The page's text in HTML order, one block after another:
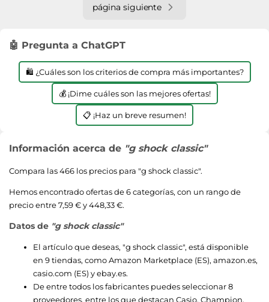
página siguiente
🤖 Pregunta a ChatGPT
🛍️ ¿Cuáles son los criterios de compra más importantes?
💰 ¡Dime cuáles son las mejores ofertas!
📋 ¡Haz un breve resumen!
Información acerca de "g shock classic"
Compara las 466 los precios para "g shock classic".
Hemos encontrado ofertas de 6 categorías, con un rango de
precio entre 7,59 € y 448,33 €.
Datos de "g shock classic"
El artículo que deseas, "g shock classic", está disponible
en 9 tiendas, comoAmazon Marketplace (ES), amazon.es,
casio.com (ES) yebay.es.
De entre todos los fabricantes puedes seleccionar 8
proveedores, entre los que destacan Casio, Champion,